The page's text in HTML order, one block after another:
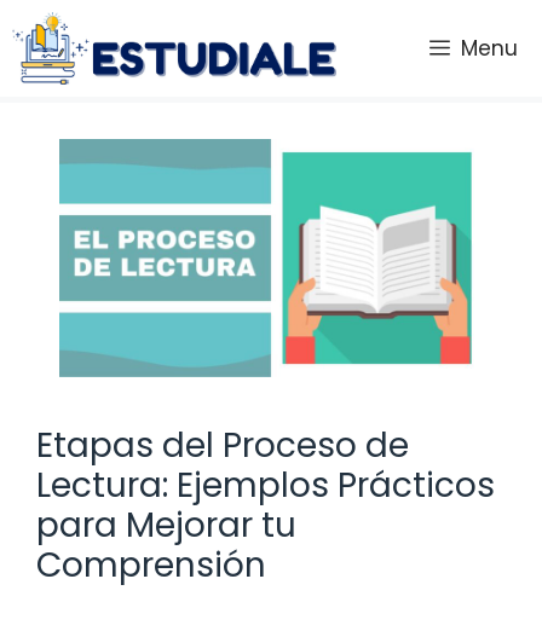
Saltar
al
contenido
Menu
Etapas del Proceso de
Lectura: Ejemplos Prácticos
para Mejorar tu
Comprensión